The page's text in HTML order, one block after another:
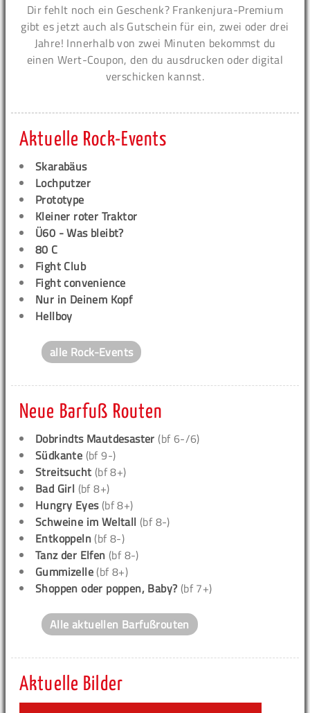
Dir fehlt noch ein Geschenk? Frankenjura-Premium
gibt es jetzt auch als Gutschein für ein, zwei oder drei
Jahre! Innerhalb von zwei Minuten bekommst du
einen Wert-Coupon, den du ausdrucken oder digital
verschicken kannst.
Aktuelle Rock-Events
Skarabäus
Lochputzer
Prototype
Kleiner roter Traktor
Ü60 - Was bleibt?
80 C
Fight Club
Fight convenience
Nur in Deinem Kopf
Hellboy
alle Rock-Events
Neue Barfuß Routen
Dobrindts Mautdesaster (bf 6-/6)
Südkante (bf 9-)
Streitsucht (bf 8+)
Bad Girl (bf 8+)
Hungry Eyes(bf 8+)
Schweine im Weltall (bf 8-)
Entkoppeln (bf 8-)
Tanz der Elfen (bf 8-)
Gummizelle (bf 8+)
Shoppen oder poppen, Baby? (bf 7+)
Alle aktuellen Barfußrouten
Aktuelle Bilder